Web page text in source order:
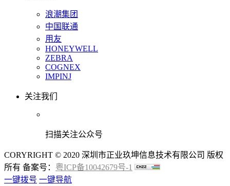
浪潮集团
中国联通
用友
HONEYWELL
ZEBRA
COGNEX
IMPINJ
关注我们
扫描关注公众号
CORYRIGHT © 2020 深圳市正业玖坤信息技术有限公司 版权
所有 备案号： 粤ICP备10042679号-1
一键拨号 一键导航